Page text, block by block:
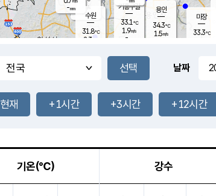
-mm
-mm
용인
34.3℃
1.5m/s
32.8
℃
33.5℃
1.9m/s
-mm
마장
33.3℃
m/s
mm
-mm
기흥구갈
33.1℃
1.9m/s
-
-mm
수원
31.8℃
2.3 m/s
날짜
현재 +1시간 +3시간 +12시간
기온(℃) 강수